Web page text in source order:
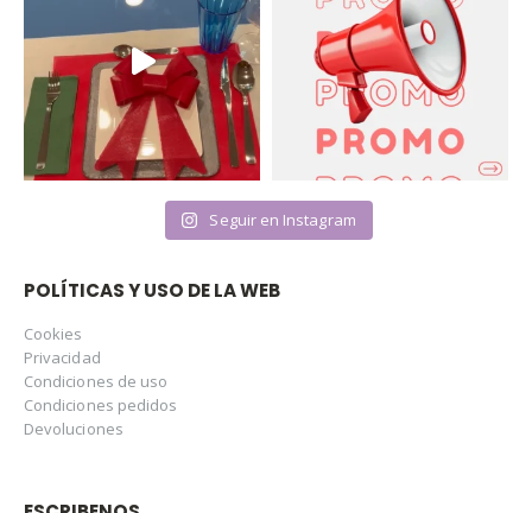
Seguir en Instagram
POLÍTICAS Y USO DE LA WEB
Cookies
Privacidad
Condiciones de uso
Condiciones pedidos
Devoluciones